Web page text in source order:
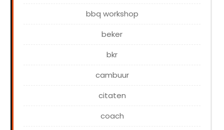
bbq workshop
beker
bkr
cambuur
citaten
coach